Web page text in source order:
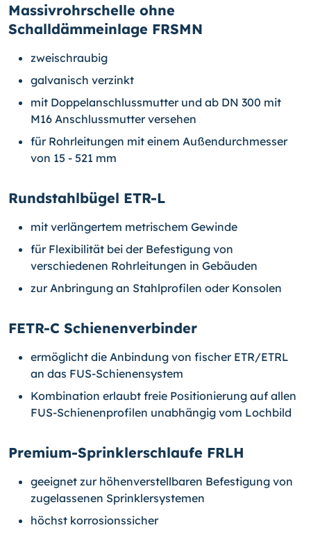
Massivrohrschelle ohne
Schalldämmeinlage FRSMN
zweischraubig
galvanisch verzinkt
mit Doppelanschlussmutter und ab DN 300 mit
M16 Anschlussmutter versehen
für Rohrleitungen mit einem Außendurchmesser
von 15 - 521 mm
Rundstahlbügel ETR-L
mit verlängertem metrischem Gewinde
für Flexibilität bei der Befestigung von
verschiedenen Rohrleitungen in Gebäuden
zur Anbringung an Stahlprofilen oder Konsolen
FETR-C Schienenverbinder
ermöglicht die Anbindung von fischer ETR/ETRL
an das FUS-Schienensystem
Kombination erlaubt freie Positionierung auf allen
FUS-Schienenprofilen unabhängig vom Lochbild
Premium-Sprinklerschlaufe FRLH
geeignet zur höhenverstellbaren Befestigung von
zugelassenen Sprinklersystemen
höchst korrosionssicher